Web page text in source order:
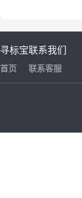
寻标宝
首页
联系我们
联系客服